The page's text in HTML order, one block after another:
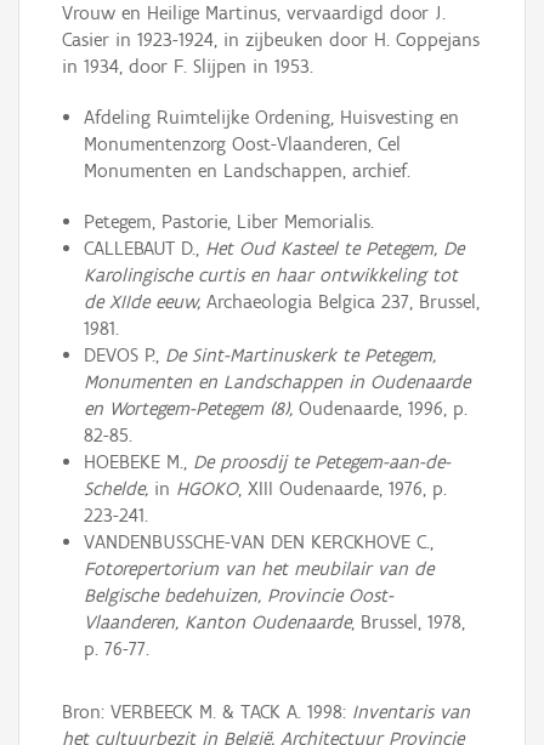
Vrouw en Heilige Martinus, vervaardigd door J.
Casier in 1923-1924, in zijbeuken door H. Coppejans
in 1934, door F. Slijpen in 1953.
Afdeling Ruimtelijke Ordening, Huisvesting en
Monumentenzorg Oost-Vlaanderen, Cel
Monumenten en Landschappen, archief.
Petegem, Pastorie, Liber Memorialis.
CALLEBAUT D.,Het Oud Kasteel te Petegem, De
Karolingische curtis en haar ontwikkeling tot
de XIIde eeuw, Archaeologia Belgica 237, Brussel,
1981.
DEVOS P., De Sint-Martinuskerk te Petegem,
Monumenten en Landschappen in Oudenaarde
en Wortegem-Petegem (8), Oudenaarde, 1996, p.
82-85.
HOEBEKE M., De proosdij te Petegem-aan-de-
Schelde,in HGOKO, XIII Oudenaarde, 1976, p.
223-241.
VANDENBUSSCHE-VAN DEN KERCKHOVE C.,
Fotorepertorium van het meubilair van de
Belgische bedehuizen, Provincie Oost-
Vlaanderen, Kanton Oudenaarde, Brussel, 1978,
p. 76-77.
Bron: VERBEECK M. & TACK A. 1998: Inventaris van
het cultuurbezit in België, Architectuur Provincie